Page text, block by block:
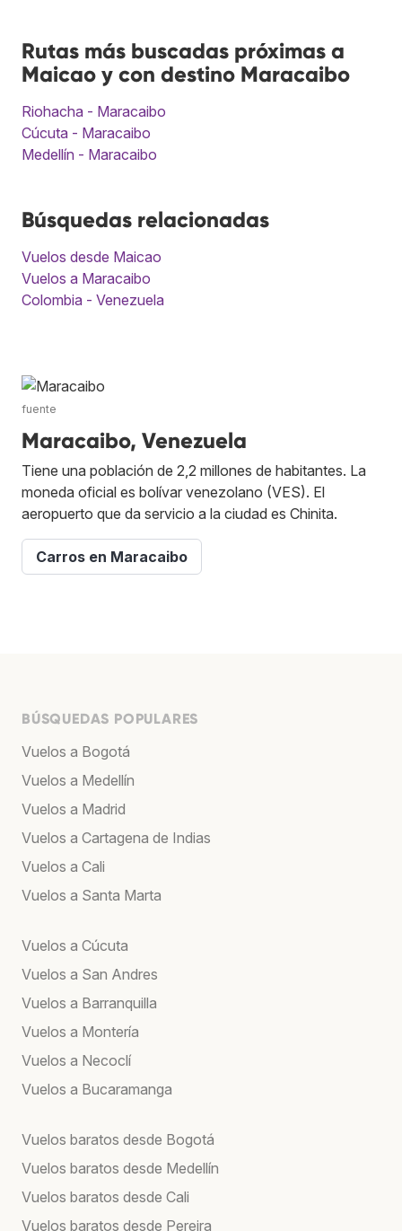
Rutas más buscadas próximas a
Maicao y con destino Maracaibo
Riohacha - Maracaibo
Cúcuta - Maracaibo
Medellín - Maracaibo
Búsquedas relacionadas
Vuelos desde Maicao
Vuelos a Maracaibo
Colombia - Venezuela
fuente
Maracaibo, Venezuela
Tiene una población de 2,2 millones de habitantes. La
moneda oficial es bolívar venezolano (VES). El
aeropuerto que da servicio a la ciudad es Chinita.
Carros en Maracaibo
BÚSQUEDAS POPULARES
Vuelos a Bogotá
Vuelos a Medellín
Vuelos a Madrid
Vuelos a Cartagena de Indias
Vuelos a Cali
Vuelos a Santa Marta
Vuelos a Cúcuta
Vuelos a San Andres
Vuelos a Barranquilla
Vuelos a Montería
Vuelos a Necoclí
Vuelos a Bucaramanga
Vuelos baratos desde Bogotá
Vuelos baratos desde Medellín
Vuelos baratos desde Cali
Vuelos baratos desde Pereira